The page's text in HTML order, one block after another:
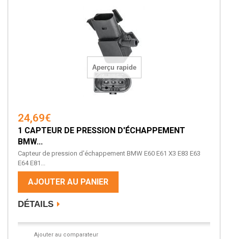
Aperçu rapide
24,69€
1 CAPTEUR DE PRESSION D'ÉCHAPPEMENT
BMW...
Capteur de pression d'échappement BMW E60 E61 X3 E83 E63
E64 E81...
AJOUTER AU PANIER
DÉTAILS
Ajouter au comparateur